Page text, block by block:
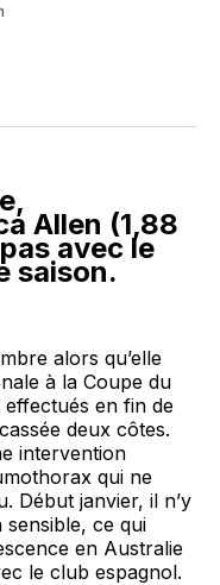
Allen (1,88
avec le
saison.
alors qu’elle
à la Coupe du
effectués en fin de
deux côtes.
intervention
qui ne
Début janvier, il n’y
sensible, ce qui
en Australie
le club espagnol.